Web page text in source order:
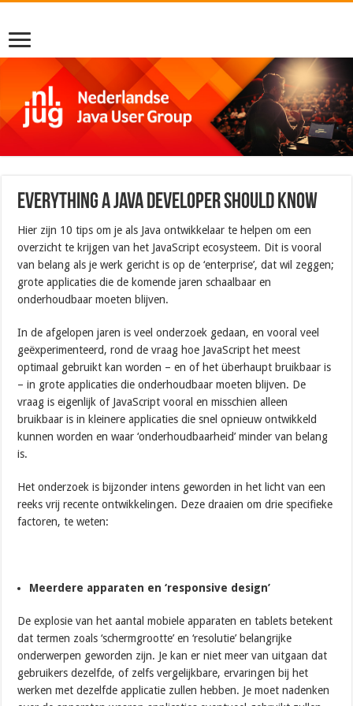
Everything a Java Developer should know
Hier zijn 10 tips om je als Java ontwikkelaar te helpen om een
overzicht te krijgen van het JavaScript ecosysteem. Dit is vooral
van belang als je werk gericht is op de ‘enterprise’, dat wil zeggen;
grote applicaties die de komende jaren schaalbaar en
onderhoudbaar moeten blijven.
In de afgelopen jaren is veel onderzoek gedaan, en vooral veel
geëxperimenteerd, rond de vraag hoe JavaScript het meest
optimaal gebruikt kan worden – en of het überhaupt bruikbaar is
– in grote applicaties die onderhoudbaar moeten blijven. De
vraag is eigenlijk of JavaScript vooral en misschien alleen
bruikbaar is in kleinere applicaties die snel opnieuw ontwikkeld
kunnen worden en waar ‘onderhoudbaarheid’ minder van belang
is.
Het onderzoek is bijzonder intens geworden in het licht van een
reeks vrij recente ontwikkelingen. Deze draaien om drie specifieke
factoren, te weten:
Meerdere apparaten en ‘responsive design’
De explosie van het aantal mobiele apparaten en tablets betekent
dat termen zoals ‘schermgrootte’ en ‘resolutie’ belangrijke
onderwerpen geworden zijn. Je kan er niet meer van uitgaan dat
gebruikers dezelfde, of zelfs vergelijkbare, ervaringen bij het
werken met dezelfde applicatie zullen hebben. Je moet nadenken